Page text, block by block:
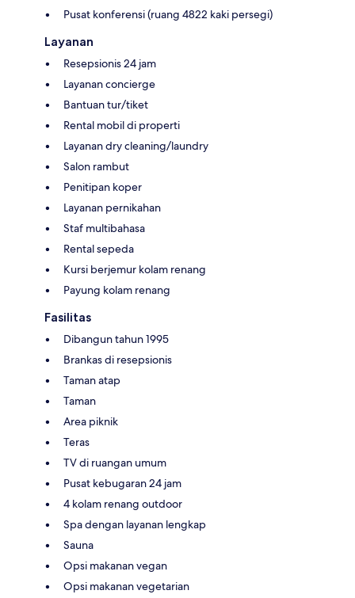
Pusat konferensi (ruang 4822 kaki persegi)
Layanan
Resepsionis 24 jam
Layanan concierge
Bantuan tur/tiket
Rental mobil di properti
Layanan dry cleaning/laundry
Salon rambut
Penitipan koper
Layanan pernikahan
Staf multibahasa
Rental sepeda
Kursi berjemur kolam renang
Payung kolam renang
Fasilitas
Dibangun tahun 1995
Brankas di resepsionis
Taman atap
Taman
Area piknik
Teras
TV di ruangan umum
Pusat kebugaran 24 jam
4 kolam renang outdoor
Spa dengan layanan lengkap
Sauna
Opsi makanan vegan
Opsi makanan vegetarian